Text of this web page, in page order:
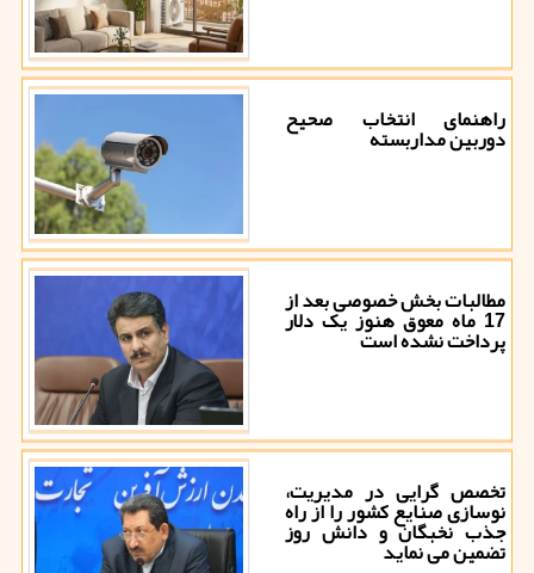
راهنمای انتخاب صحیح
دوربین مداربسته
مطالبات بخش خصوصی بعد از
17 ماه معوق هنوز یک دلار
پرداخت نشده است
تخصص گرایی در مدیریت،
نوسازی صنایع کشور را از راه
جذب نخبگان و دانش روز
تضمین می نماید